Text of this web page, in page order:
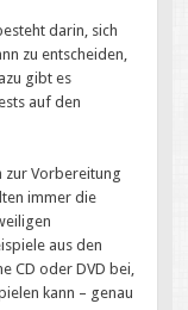
darin, sich
zu entscheiden,
gibt es
auf den
zur Vorbereitung
immer die
aus den
CD oder DVD bei,
kann – genau